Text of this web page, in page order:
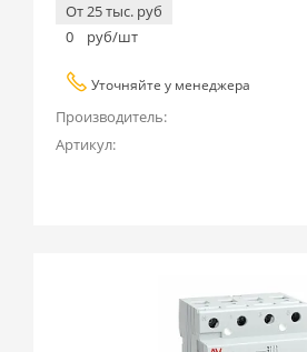
От 25 тыс. руб
0
руб/шт
Уточняйте у менеджера
Производитель:
Артикул: